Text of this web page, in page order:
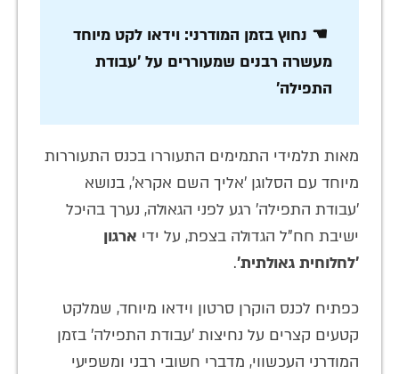
☚ נחוץ בזמן המודרני: וידאו לקט מיוחד
מעשרה רבנים שמעוררים על 'עבודת
התפילה'
מאות תלמידי התמימים התעוררו בכנס התעוררות
מיוחד עם הסלוגן 'אליך השם אקרא', בנושא
'עבודת התפילה' רגע לפני הגאולה, נערך בהיכל
ישיבת חח"ל הגדולה בצפת, על ידי ארגון
'לחלוחית גאולתית'.
כפתיח לכנס הוקרן סרטון וידאו מיוחד, שמלקט
קטעים קצרים על נחיצות 'עבודת התפילה' בזמן
המודרני העכשווי, מדברי חשובי רבני ומשפיעי